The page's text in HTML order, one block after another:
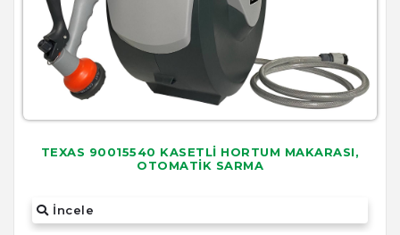
TEXAS 90015540 KASETLİ HORTUM MAKARASI,
OTOMATİK SARMA
İncele